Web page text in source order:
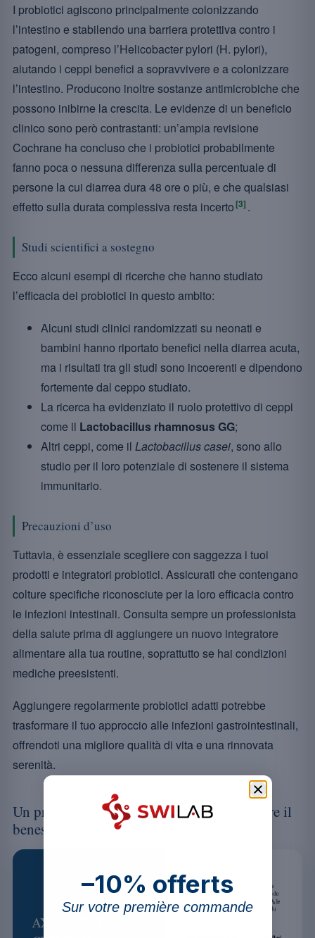
I probiotici agiscono principalmente colonizzando
l’intestino e stabilendo una barriera protettiva contro i
patogeni, compreso l’Helicobacter pylori (H. pylori),
aiutando i ceppi benefici a sopravvivere e a colonizzare
l’intestino. Producono inoltre sostanze antimicrobiche che
possono inibirne la crescita. Le evidenze di un beneficio
clinico sono però contrastanti: un’ampia revisione
Cochrane ha concluso che i probiotici probabilmente
fanno poca o nessuna differenza sulla percentuale di
persone la cui diarrea dura 48 ore o più, e che qualsiasi
effetto sulla durata complessiva resta incerto [3] .
Studi scientifici a sostegno
Ecco alcuni esempi di ricerche che hanno studiato
l’efficacia dei probiotici in questo ambito:
Alcuni studi clinici randomizzati su neonati e
bambini hanno riportato benefici nella diarrea acuta,
ma i risultati tra gli studi sono incoerenti e dipendono
fortemente dal ceppo studiato.
La ricerca ha evidenziato il ruolo protettivo di ceppi
come il Lactobacillus rhamnosus GG;
Altri ceppi, come il Lactobacillus casei, sono allo
studio per il loro potenziale di sostenere il sistema
immunitario.
Precauzioni d’uso
Tuttavia, è essenziale scegliere con saggezza i tuoi
prodotti e integratori probiotici. Assicurati che contengano
colture specifiche riconosciute per la loro efficacia contro
le infezioni intestinali. Consulta sempre un professionista
della salute prima di aggiungere un nuovo integratore
alimentare alla tua routine, soprattutto se hai condizioni
mediche preesistenti.
Aggiungere regolarmente probiotici adatti potrebbe
trasformare il tuo approccio alle infezioni gastrointestinali,
offrendoti una migliore qualità di vita e una rinnovata
serenità.
Un probiotico svolge un ruolo nel migliorare il
benessere mentale?
–10% offerts
Sur votre première commande